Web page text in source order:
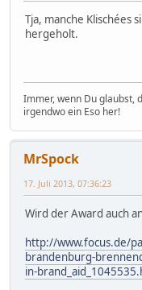
Tja, manche Klischées
hergeholt.
Immer, wenn Du glaubst,
irgendwo ein Eso her!
MrSpock
17. Juli 2013, 07:36:23
Wird der Award auch
http://www.focus.de/
brandenburg-
in-